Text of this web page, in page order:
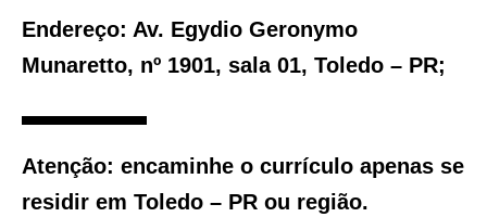
Endereço: Av. Egydio Geronymo
Munaretto, nº 1901, sala 01, Toledo – PR;
Atenção: encaminhe o currículo apenas se
residir em Toledo – PR ou região.